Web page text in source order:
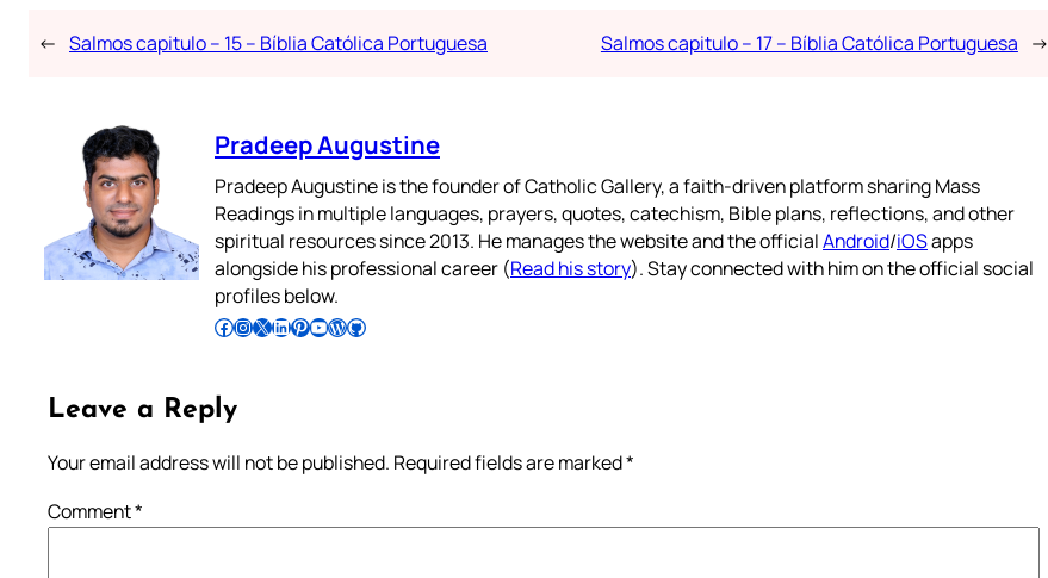
← Salmos capitulo – 15 – Bíblia Católica Portuguesa Salmos capitulo – 17 – Bíblia Católica Portuguesa →
Pradeep Augustine
Pradeep Augustine is the founder of Catholic Gallery, a faith-driven platform sharing Mass
Readings in multiple languages, prayers, quotes, catechism, Bible plans, reflections, and other
spiritual resources since 2013. He manages the website and the officialAndroid/iOSapps
alongside his professional career (Read his story). Stay connected with him on the official social
profiles below.
Follow Pradeep on Facebook Follow Pradeep on InstagramFollow Pradeep on X Follow Pradeep on LinkedIn Follow Pradeep on Pinterest Subscribe to Pradeep’s Youtube Channel Follow Pradeep on WordPress Follow Pradeep on GitHub
Leave a Reply
Your email address will not be published. Required fields are marked*
Comment*